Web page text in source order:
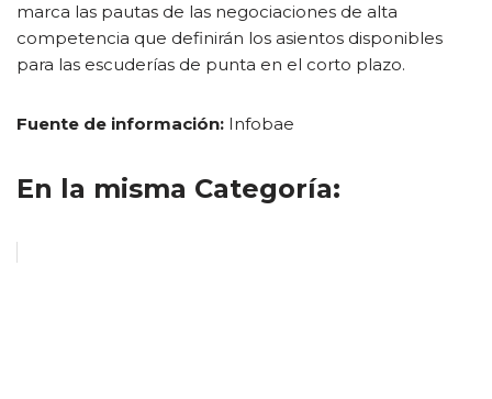
marca las pautas de las negociaciones de alta
competencia que definirán los asientos disponibles
para las escuderías de punta en el corto plazo.
Fuente de información: Infobae
En la misma Categoría: